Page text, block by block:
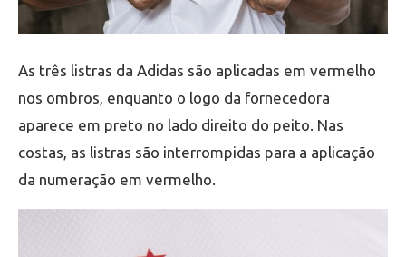
As três listras da Adidas são aplicadas em vermelho
nos ombros, enquanto o logo da fornecedora
aparece em preto no lado direito do peito. Nas
costas, as listras são interrompidas para a aplicação
da numeração em vermelho.